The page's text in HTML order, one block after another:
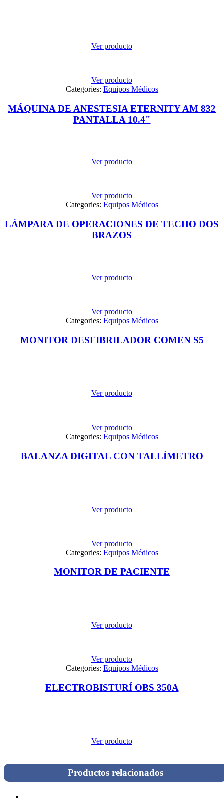
Ver producto
Ver producto
Categories: Equipos Médicos
MÁQUINA DE ANESTESIA ETERNITY AM 832
PANTALLA 10.4"
Ver producto
Ver producto
Categories: Equipos Médicos
LÁMPARA DE OPERACIONES DE TECHO DOS
BRAZOS
Ver producto
Ver producto
Categories: Equipos Médicos
MONITOR DESFIBRILADOR COMEN S5
Ver producto
Ver producto
Categories: Equipos Médicos
BALANZA DIGITAL CON TALLÍMETRO
Ver producto
Ver producto
Categories: Equipos Médicos
MONITOR DE PACIENTE
Ver producto
Ver producto
Categories: Equipos Médicos
ELECTROBISTURÍ OBS 350A
Ver producto
Productos relacionados